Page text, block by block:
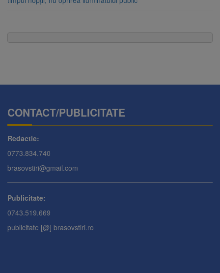
CONTACT/PUBLICITATE
Redactie:
0773.834.740
brasovstiri@gmail.com
Publicitate:
0743.519.669
publicitate [@] brasovstiri.ro